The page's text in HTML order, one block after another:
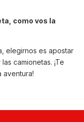
como vos la
elegirnos es apostar
camionetas. ¡Te
aventura!